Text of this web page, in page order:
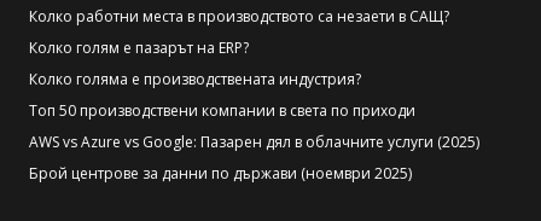
Колко работни места в производството са незаети в САЩ?
Колко голям е пазарът на ERP?
Колко голяма е производствената индустрия?
Топ 50 производствени компании в света по приходи
AWS vs Azure vs Google: Пазарен дял в облачните услуги (2025)
Брой центрове за данни по държави (ноември 2025)